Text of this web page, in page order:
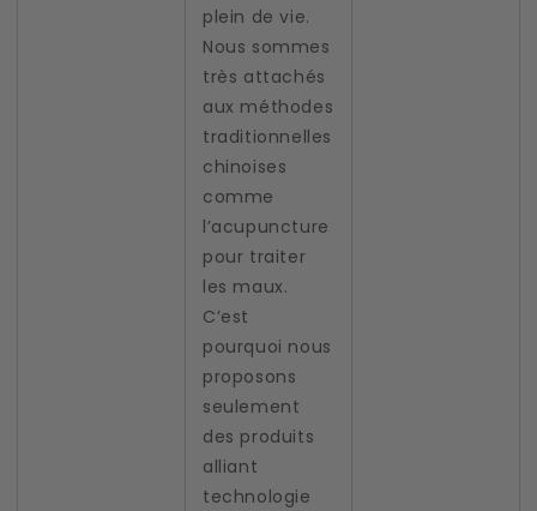
plein de vie.
Nous sommes
très attachés
aux méthodes
traditionnelles
chinoises
comme
l’acupuncture
pour traiter
les maux.
C’est
pourquoi nous
proposons
seulement
des produits
alliant
technologie